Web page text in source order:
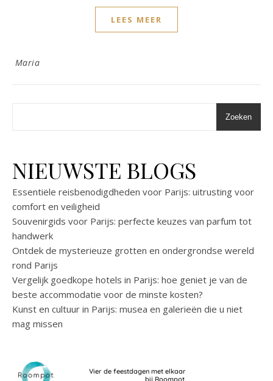
LEES MEER
Maria
Zoeken
NIEUWSTE BLOGS
Essentiële reisbenodigdheden voor Parijs: uitrusting voor
comfort en veiligheid
Souvenirgids voor Parijs: perfecte keuzes van parfum tot
handwerk
Ontdek de mysterieuze grotten en ondergrondse wereld
rond Parijs
Vergelijk goedkope hotels in Parijs: hoe geniet je van de
beste accommodatie voor de minste kosten?
Kunst en cultuur in Parijs: musea en galerieën die u niet
mag missen